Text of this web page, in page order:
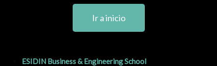
Ir a inicio
ESIDIN Business & Engineering School